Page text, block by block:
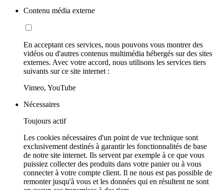
Contenu média externe
En acceptant ces services, nous pouvons vous montrer des
vidéos ou d'autres contenus multimédia hébergés sur des sites
externes. Avec votre accord, nous utilisons les services tiers
suivants sur ce site internet :
Vimeo, YouTube
Nécessaires
Toujours actif
Les cookies nécessaires d'un point de vue technique sont
exclusivement destinés à garantir les fonctionnalités de base
de notre site internet. Ils servent par exemple à ce que vous
puissiez collecter des produits dans votre panier ou à vous
connecter à votre compte client. Il ne nous est pas possible de
remonter jusqu'à vous et les données qui en résultent ne sont